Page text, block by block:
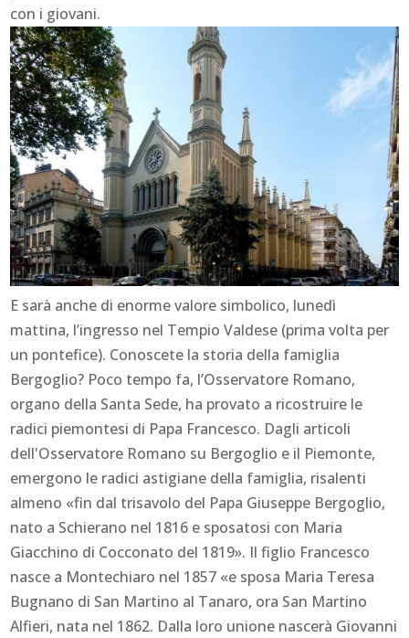
con i giovani.
E sarà anche di enorme valore simbolico, lunedì
mattina, l’ingresso nel Tempio Valdese (prima volta per
un pontefice). Conoscete la storia della famiglia
Bergoglio? Poco tempo fa, l’Osservatore Romano,
organo della Santa Sede, ha provato a ricostruire le
radici piemontesi di Papa Francesco. Dagli articoli
dell'Osservatore Romano su Bergoglio e il Piemonte,
emergono le radici astigiane della famiglia, risalenti
almeno «fin dal trisavolo del Papa Giuseppe Bergoglio,
nato a Schierano nel 1816 e sposatosi con Maria
Giacchino di Cocconato del 1819». Il figlio Francesco
nasce a Montechiaro nel 1857 «e sposa Maria Teresa
Bugnano di San Martino al Tanaro, ora San Martino
Alfieri, nata nel 1862. Dalla loro unione nascerà Giovanni